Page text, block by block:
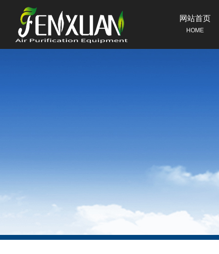
网站首页
HOME